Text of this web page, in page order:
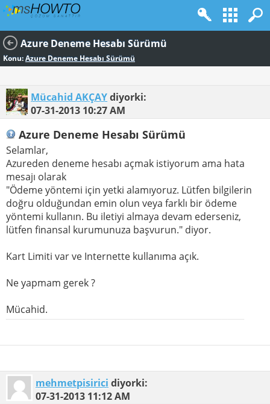
Azure Deneme Hesabı Sürümü
Konu:Azure Deneme Hesabı Sürümü
Mücahid AKÇAYdiyorki:
07-31-2013 10:27 AM
Azure Deneme Hesabı Sürümü
Selamlar,
Azureden deneme hesabı açmak istiyorum ama hata
mesajı olarak
"Ödeme yöntemi için yetki alamıyoruz. Lütfen bilgilerin
doğru olduğundan emin olun veya farklı bir ödeme
yöntemi kullanın. Bu iletiyi almaya devam ederseniz,
lütfen finansal kurumunuza başvurun." diyor.
Kart Limiti var ve Internette kullanıma açık.
Ne yapmam gerek ?
Mücahid.
mehmetpisirici diyorki:
07-31-2013 11:12 AM